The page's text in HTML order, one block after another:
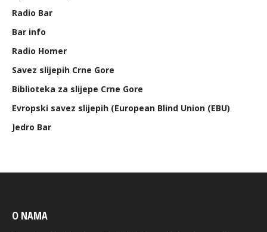
Radio Bar
Bar info
Radio Homer
Savez slijepih Crne Gore
Biblioteka za slijepe Crne Gore
Evropski savez slijepih (European Blind Union (EBU)
Jedro Bar
O NAMA